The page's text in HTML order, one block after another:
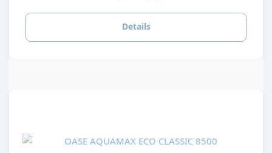
Details